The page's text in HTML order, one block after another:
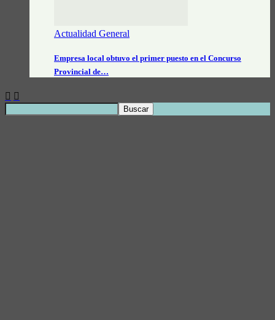
Actualidad General
Empresa local obtuvo el primer puesto en el Concurso
Provincial de…